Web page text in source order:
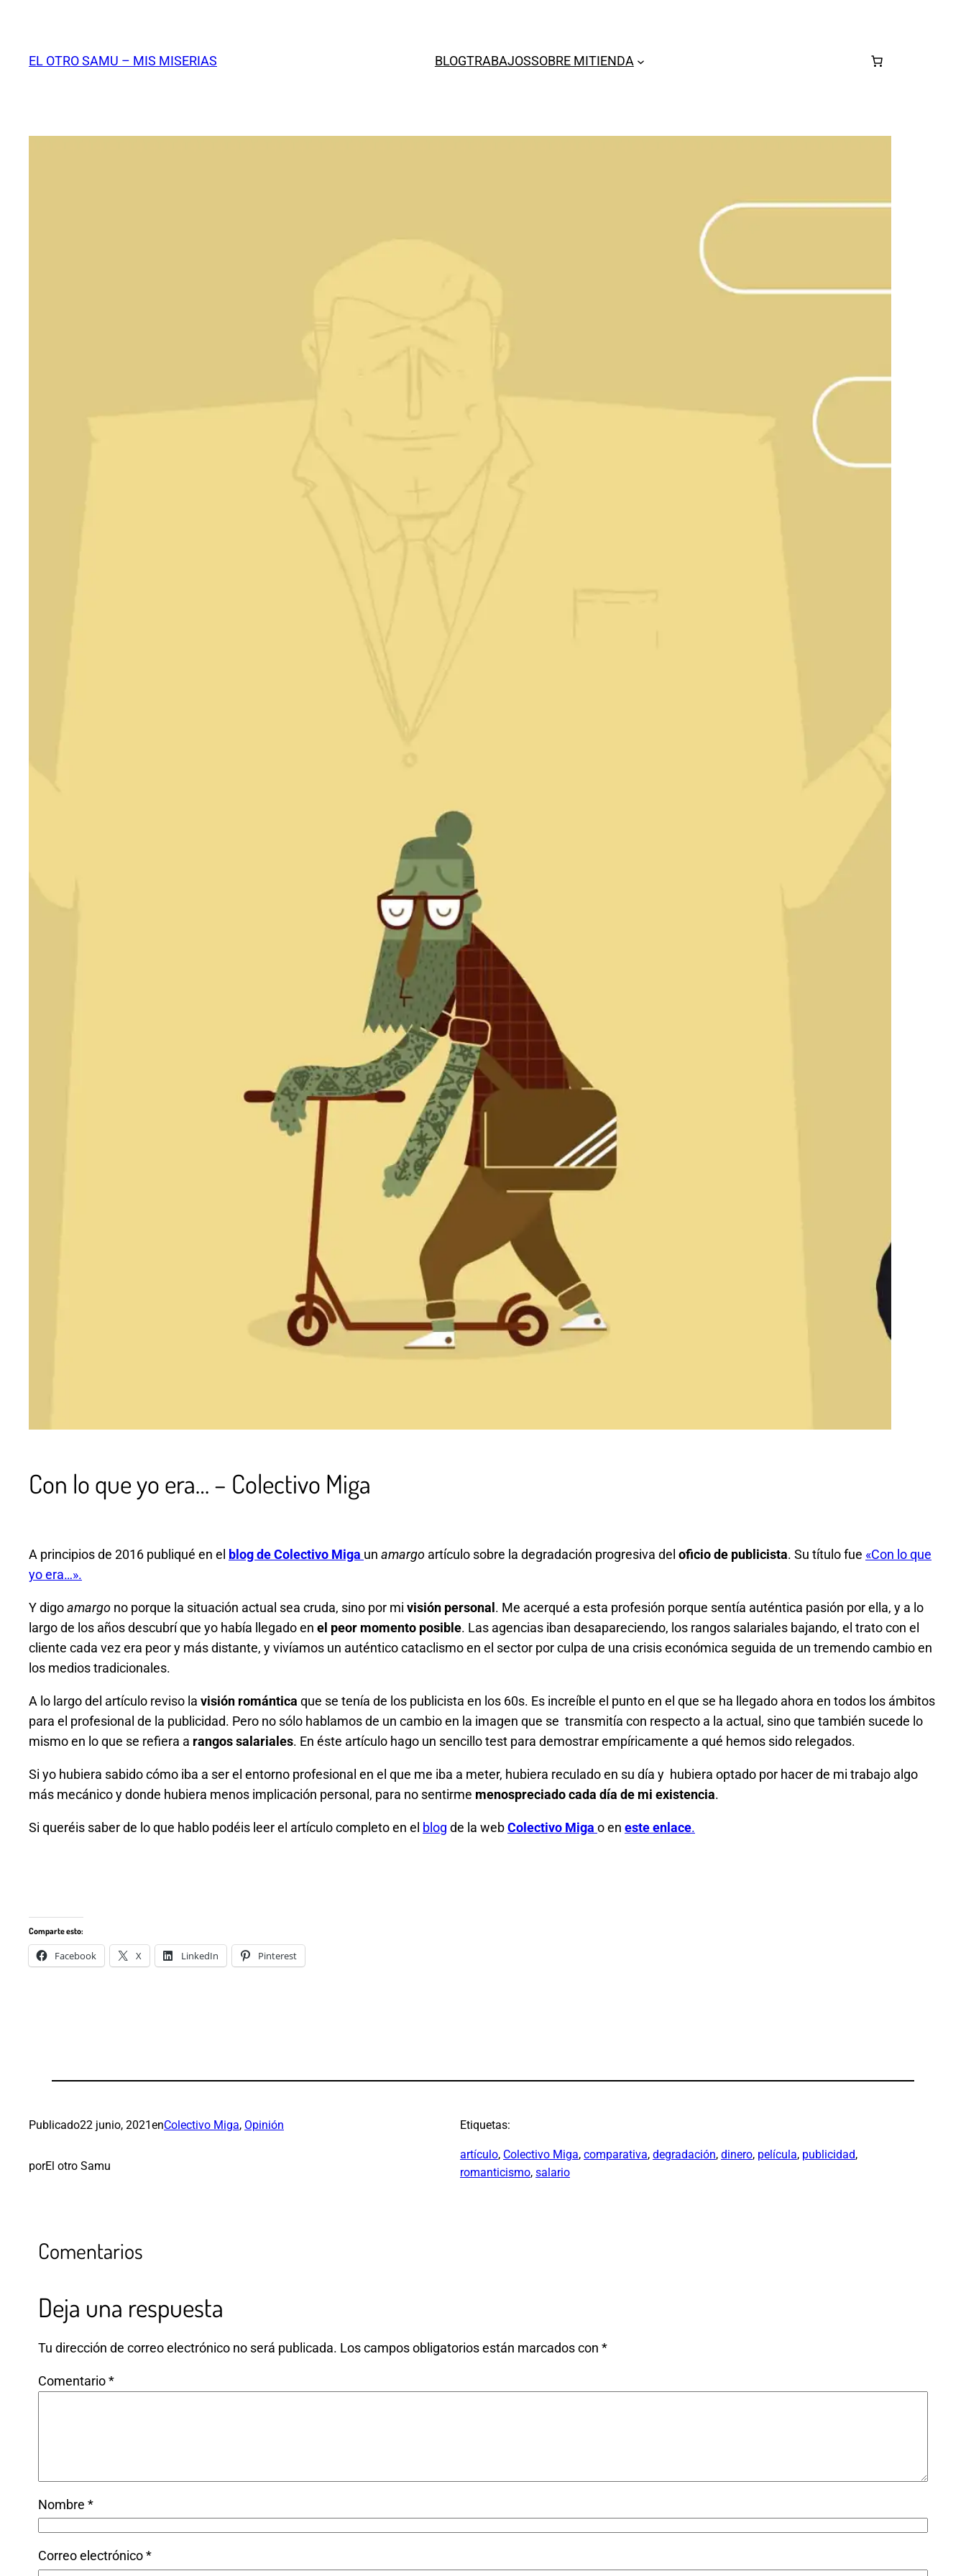
contenido
EL OTRO SAMU – MIS MISERIAS BLOGTRABAJOSSOBRE MITIENDA
Con lo que yo era… – Colectivo Miga
A principios de 2016 publiqué en el blog de Colectivo Miga un amargo artículo sobre la degradación progresiva del oficio de publicista. Su título fue «Con lo que
yo era…».
Y digoamargo no porque la situación actual sea cruda, sino por mi visión personal . Me acerqué a esta profesión porque sentía auténtica pasión por ella, y a lo
largo de los años descubrí que yo había llegado en el peor momento posible. Las agencias iban desapareciendo, los rangos salariales bajando, el trato con el
cliente cada vez era peor y más distante, y vivíamos un auténtico cataclismo en el sector por culpa de una crisis económica seguida de un tremendo cambio en
los medios tradicionales.
A lo largo del artículo reviso la visión romántica que se tenía de los publicista en los 60s. Es increíble el punto en el que se ha llegado ahora en todos los ámbitos
para el profesional de la publicidad. Pero no sólo hablamos de un cambio en la imagen que se transmitía con respecto a la actual, sino que también sucede lo
mismo en lo que se refiera a rangos salariales. En éste artículo hago un sencillo test para demostrar empíricamente a qué hemos sido relegados.
Si yo hubiera sabido cómo iba a ser el entorno profesional en el que me iba a meter, hubiera reculado en su día y hubiera optado por hacer de mi trabajo algo
más mecánico y donde hubiera menos implicación personal, para no sentirme menospreciado cada día de mi existencia.
Si queréis saber de lo que hablo podéis leer el artículo completo en el blog de la webColectivo Miga o en este enlace.
Comparte esto:
Facebook X LinkedIn Pinterest
Publicado22 junio, 2021 enColectivo Miga, Opinión
porEl otro Samu
Etiquetas:
artículo, Colectivo Miga, comparativa, degradación, dinero, película, publicidad
romanticismo, salario
Comentarios
Deja una respuesta
Tu dirección de correo electrónico no será publicada. Los campos obligatorios están marcados con*
Comentario*
Nombre*
Correo electrónico*